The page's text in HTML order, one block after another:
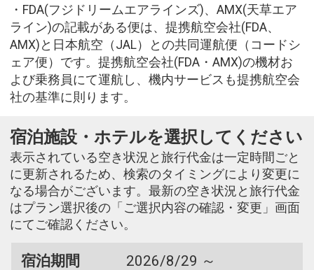
・FDA(フジドリームエアラインズ)、AMX(天草エア
ライン)の記載がある便は、提携航空会社(FDA、
AMX)と日本航空（JAL）との共同運航便（コードシ
ェア便）です。提携航空会社(FDA・AMX)の機材お
よび乗務員にて運航し、機内サービスも提携航空会
社の基準に則ります。
宿泊施設・ホテルを選択してください
表示されている空き状況と旅行代金は一定時間ごと
に更新されるため、検索のタイミングにより変更に
なる場合がございます。最新の空き状況と旅行代金
はプラン選択後の「ご選択内容の確認・変更」画面
にてご確認ください。
宿泊期間
2026/8/29 ～